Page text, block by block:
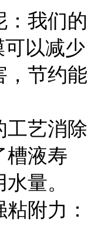
：我们的
以减少
，节约能
工艺消除
槽液寿
量。
附力：